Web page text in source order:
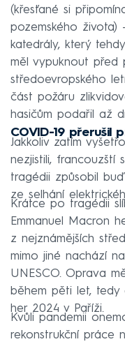
(křesťané si
pozemského života)
katedrály, který
měl vypuknout před
středoevropského
část požáru
hasičům podařil až
COVID-19 přerušil
Jakkoliv zatím
nezjistili, francouzští
tragédii způsobil
ze selhání
Krátce po tragédii
Emmanuel Macron
z nejznámějších
mimo jiné nachází
UNESCO. Oprava
během pěti let, tedy
her 2024 v Paříži.
Kvůli pandemii
rekonstrukční práce